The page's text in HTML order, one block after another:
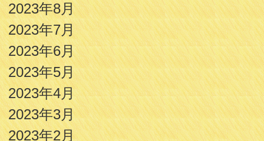
2023年8月
2023年7月
2023年6月
2023年5月
2023年4月
2023年3月
2023年2月